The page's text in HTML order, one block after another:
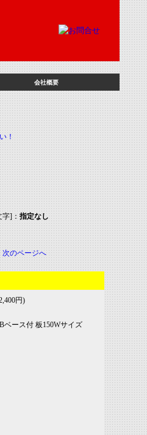
会社概要
]： 指定なし
次のページへ
円)
ース付 板150Wサイズ